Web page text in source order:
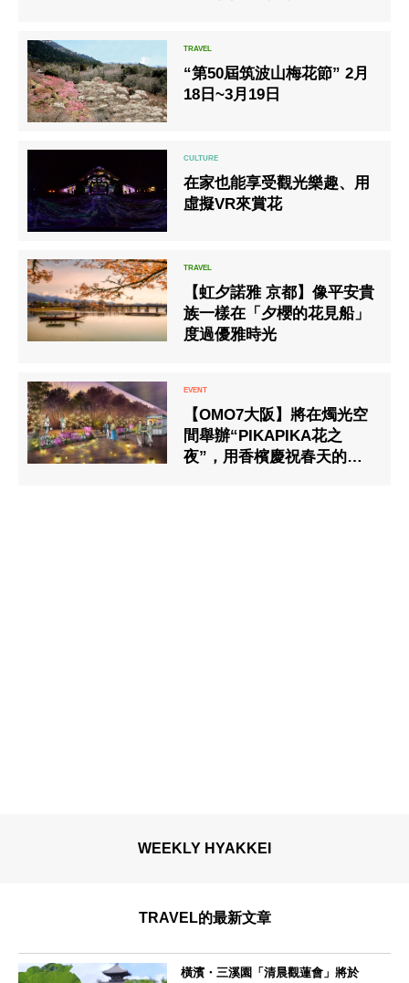
“第50屆筑波山梅花節” 2月
18日~3月19日
在家也能享受觀光樂趣、用
虛擬VR來賞花
【虹夕諾雅 京都】像平安貴
族一樣在「夕櫻的花見船」
度過優雅時光
【OMO7大阪】將在燭光空
間舉辦“PIKAPIKA花之
夜”，用香檳慶祝春天的到
WEEKLY HYAKKEI
TRAVEL的最新文章
橫濱・三溪園「清晨觀蓮會」將於